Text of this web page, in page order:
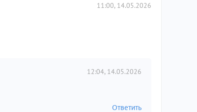
11:00, 14.05.2026
12:04, 14.05.2026
Ответить